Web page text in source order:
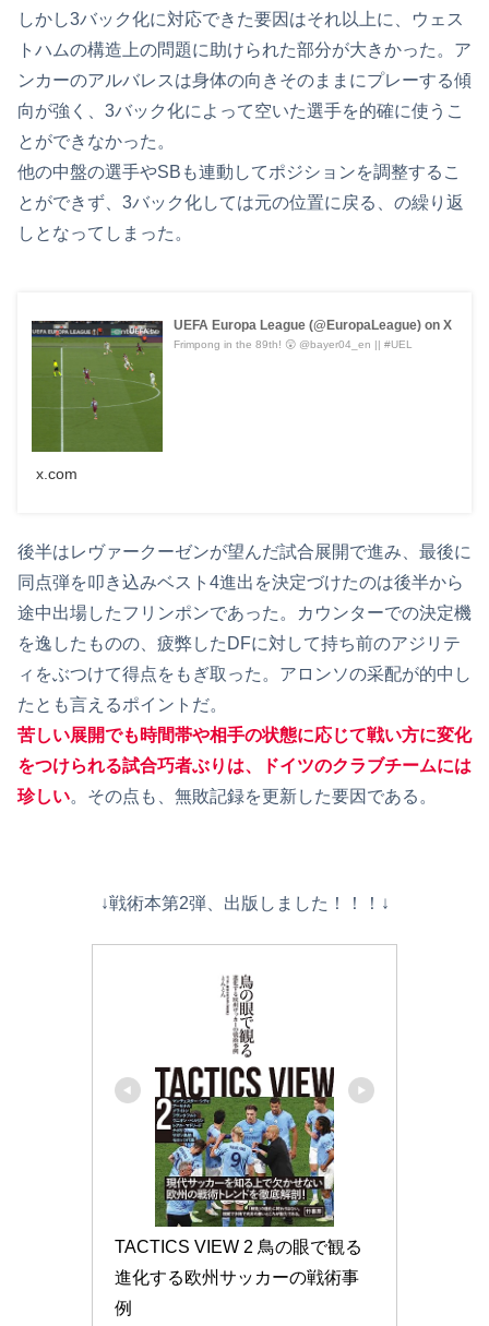
しかし3バック化に対応できた要因はそれ以上に、ウェス
トハムの構造上の問題に助けられた部分が大きかった。ア
ンカーのアルバレスは身体の向きそのままにプレーする傾
向が強く、3バック化によって空いた選手を的確に使うこ
とができなかった。
他の中盤の選手やSBも連動してポジションを調整するこ
とができず、3バック化しては元の位置に戻る、の繰り返
しとなってしまった。
UEFA Europa League (@EuropaLeague) on X
Frimpong in the 89th! 😲 @bayer04_en || #UEL
x.com
後半はレヴァークーゼンが望んだ試合展開で進み、最後に
同点弾を叩き込みベスト4進出を決定づけたのは後半から
途中出場したフリンポンであった。カウンターでの決定機
を逸したものの、疲弊したDFに対して持ち前のアジリテ
ィをぶつけて得点をもぎ取った。アロンソの采配が的中し
たとも言えるポイントだ。
苦しい展開でも時間帯や相手の状態に応じて戦い方に変化
をつけられる試合巧者ぶりは、ドイツのクラブチームには
珍しい。その点も、無敗記録を更新した要因である。
↓戦術本第2弾、出版しました！！！↓
TACTICS VIEW 2 鳥の眼で観る
進化する欧州サッカーの戦術事
例